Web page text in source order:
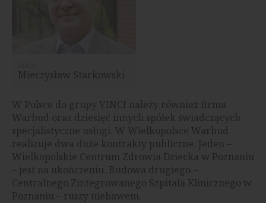
Mieczysław Starkowski
W Polsce do grupy VINCI należy również firma
Warbud oraz dziesięć innych spółek świadczących
specjalistyczne usługi. W Wielkopolsce Warbud
realizuje dwa duże kontrakty publiczne. Jeden –
Wielkopolskie Centrum Zdrowia Dziecka w Poznaniu
– jest na ukończeniu. Budowa drugiego –
Centralnego Zintegrowanego Szpitala Klinicznego w
Poznaniu – ruszy niebawem.